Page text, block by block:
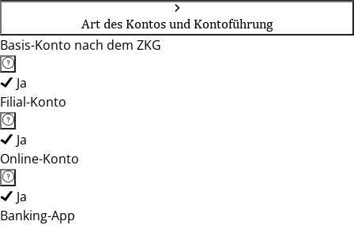
Art des Kontos und Kontoführung
Basis-Konto nach dem ZKG
Ja
Filial-Konto
Ja
Online-Konto
Ja
Banking-App